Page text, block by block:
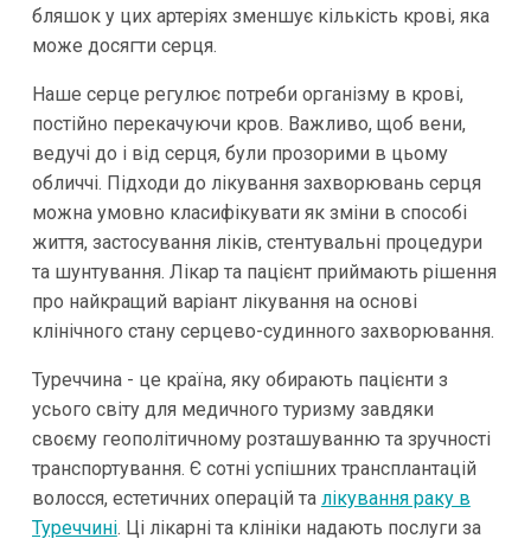
бляшок у цих артеріях зменшує кількість крові, яка
може досягти серця.
Наше серце регулює потреби організму в крові,
постійно перекачуючи кров. Важливо, щоб вени,
ведучі до і від серця, були прозорими в цьому
обличчі. Підходи до лікування захворювань серця
можна умовно класифікувати як зміни в способі
життя, застосування ліків, стентувальні процедури
та шунтування. Лікар та пацієнт приймають рішення
про найкращий варіант лікування на основі
клінічного стану серцево-судинного захворювання.
Туреччина - це країна, яку обирають пацієнти з
усього світу для медичного туризму завдяки
своєму геополітичному розташуванню та зручності
транспортування. Є сотні успішних трансплантацій
волосся, естетичних операцій та лікування раку в
Туреччині. Ці лікарні та клініки надають послуги за